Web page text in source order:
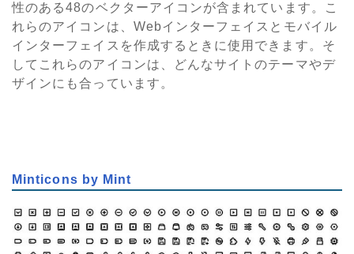
性のある48のベクターアイコンが含まれています。こ
れらのアイコンは、Webインターフェイスとモバイル
インターフェイスを作成するときに使用できます。そ
してこれらのアイコンは、どんなサイトのテーマやデ
ザインにも合っています。
Minticons by Mint